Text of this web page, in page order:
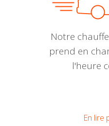
Notre
prend en
l'heure
En lire